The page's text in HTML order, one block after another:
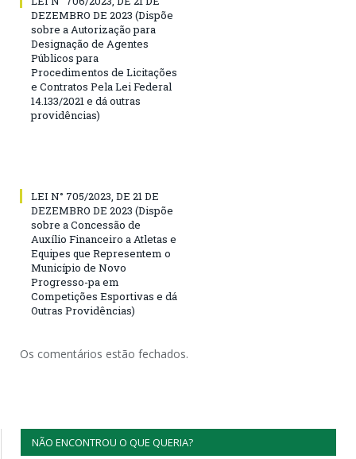
DEZEMBRO DE 2023 (Dispõe
sobre a Autorização para
Designação de Agentes
Públicos para
Procedimentos de Licitações
e Contratos Pela Lei Federal
14.133/2021 e dá outras
providências)
LEI N° 705/2023, DE 21 DE
DEZEMBRO DE 2023 (Dispõe
sobre a Concessão de
Auxílio Financeiro a Atletas e
Equipes que Representem o
Município de Novo
Progresso-pa em
Competições Esportivas e dá
Outras Providências)
Os comentários estão fechados.
NÃO ENCONTROU O QUE QUERIA?